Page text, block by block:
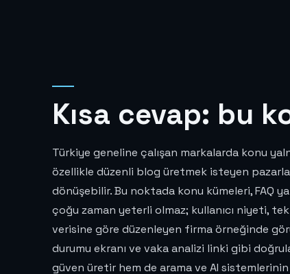
Kısa cevap: bu
Türkiye geneline çalışan markalarda konu
özellikle düzenli blog üretmek isteyen
dönüşebilir. Bu noktada konu kümeleri, FAQ
çoğu zaman yeterli olmaz; kullanıcı niyeti,
verisine göre düzenleyen firma örneğinde
durumu ekranı ve vaka analizi linki gibi
güven üretir hem de arama ve AI sistemlerinin